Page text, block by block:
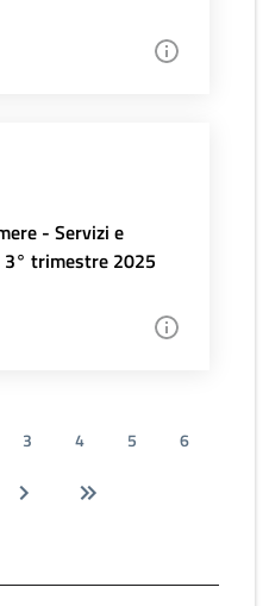
- Servizi e
trimestre 2025
3 4 5
6